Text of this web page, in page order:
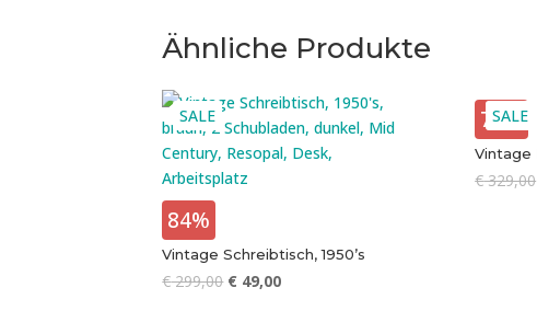
Ähnliche Produkte
SALE
84%
Vintage Schreibtisch, 1950’s
€299,00 € 49,00
SALE
70%
Vintage
€329,00